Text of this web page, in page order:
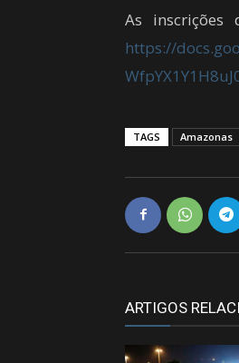
As inscrições
https://
TAGS Amazonas
ARTIGOS